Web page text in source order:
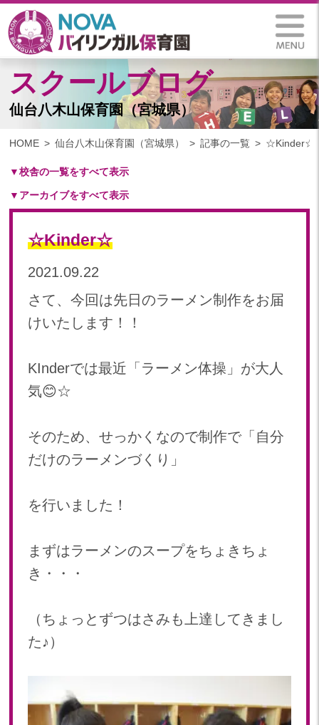
スクールブログ
仙台八木山保育園（宮城県）
HOME 仙台八木山保育園（宮城県） 記事の一覧 ☆Kinder☆
▼校舎の一覧をすべて表示
札幌保育園（北海道）
仙台八木山保育園（宮城県）
仙台富沢保育園（宮城県）
つくば西平塚保育園(茨城県)
札幌東雁来保育園(北海道)
塩竃後楽町保育園(宮城県)
▼アーカイブをすべて表示
2025年 03月(1)
2024年 09月(18)
2024年 08月(21)
2024年 06月(20)
2024年 05月(21)
2024年 03月(20)
2024年 01月(20)
2023年 12月(20)
2023年 10月(21)
2023年 09月(20)
2023年 07月(20)
2023年 06月(21)
2023年 03月(22)
2023年 02月(19)
☆Kinder☆
2021.09.22
さて、今回は先日のラーメン制作をお届
けいたします！！
KInderでは最近「ラーメン体操」が大人
気😊☆
そのため、せっかくなので制作で「自分
だけのラーメンづくり」
を行いました！
まずはラーメンのスープをちょきちょ
き・・・
（ちょっとずつはさみも上達してきまし
た♪）